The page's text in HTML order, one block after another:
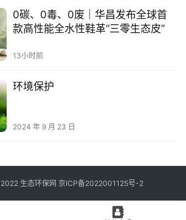
0碳、0毒、0废｜华昌发布全球首
款高性能全水性鞋革“三零生态皮”
13小时前
环境保护
2024 年 9 月 23 日
生态环保网 京ICP备2022001125号-2